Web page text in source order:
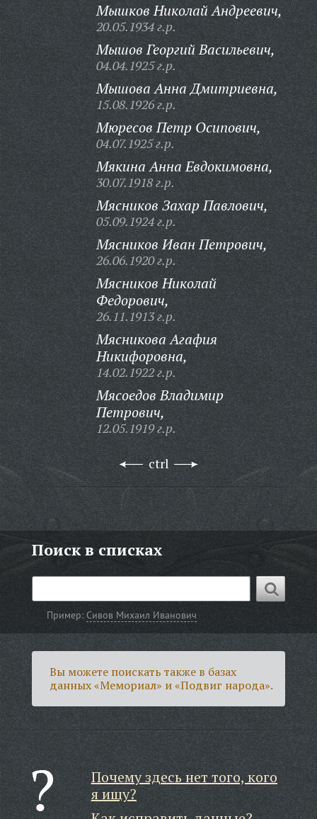
Мышков Николай Андреевич,
20.05.1934 г.р.
Мышов Георгий Васильевич,
04.04.1925 г.р.
Мышова Анна Дмитриевна,
15.08.1926 г.р.
Мюресов Петр Осипович,
04.07.1925 г.р.
Мякина Анна Евдокимовна,
30.07.1918 г.р.
Мясников Захар Павлович,
05.09.1924 г.р.
Мясников Иван Петрович,
26.06.1920 г.р.
Мясников Николай
Федорович,
26.11.1913 г.р.
Мясникова Агафия
Никифоровна,
14.02.1922 г.р.
Мясоедов Владимир
Петрович,
12.05.1919 г.р.
ctrl
Поиск в списках
Пример: Сивов Михаил Иванович
Вы можете поискать также в базах
данных «Мемориал» и «Подвиг народа».
Почему здесь нет того, кого
я ищу?